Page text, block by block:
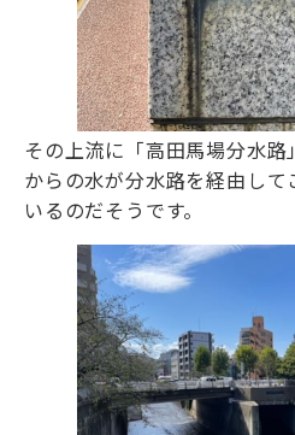
その上流に「高田馬場分水
からの水が分水路を経由し
いるのだそうです。